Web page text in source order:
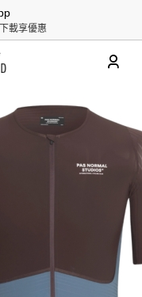
載享優惠